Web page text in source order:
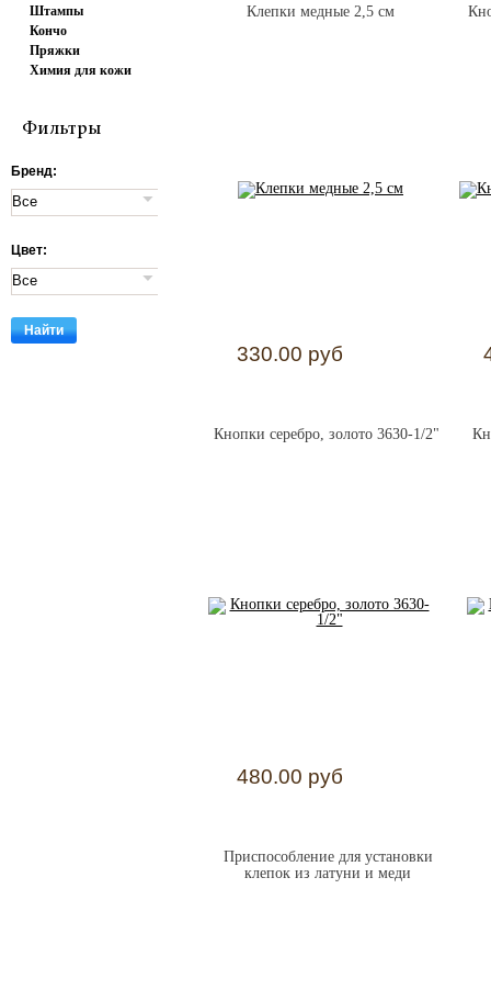
Штампы
Кончо
Пряжки
Химия для кожи
Фильтры
Бренд:
Цвет:
Клепки медные 2,5 см
330.00 руб
Кнопки серебро, золото 3630-1/2"
480.00 руб
Приспособление для установки
клепок из латуни и меди